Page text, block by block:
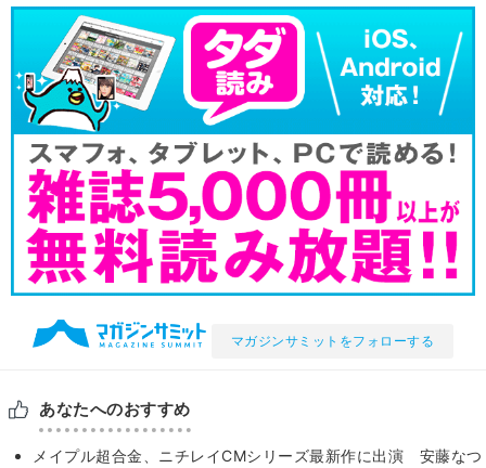
マガジンサミットをフォローする
あなたへのおすすめ
メイプル超合金、ニチレイCMシリーズ最新作に出演 安藤なつ